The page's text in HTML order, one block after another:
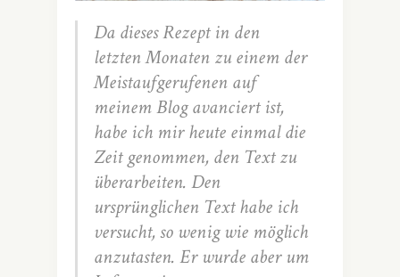
Da dieses Rezept in den
letzten Monaten zu einem der
Meistaufgerufenen auf
meinem Blog avanciert ist,
habe ich mir heute einmal die
Zeit genommen, den Text zu
überarbeiten. Den
ursprünglichen Text habe ich
versucht, so wenig wie möglich
anzutasten. Er wurde aber um